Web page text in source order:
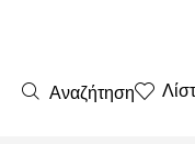
Αναζήτηση